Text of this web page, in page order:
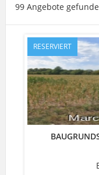
99 Angebote
RESERVIERT